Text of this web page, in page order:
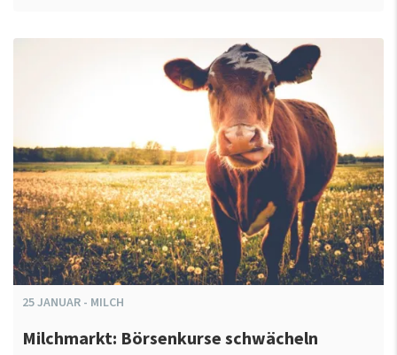
25JANUAR - MILCH
Milchmarkt: Börsenkurse schwächeln